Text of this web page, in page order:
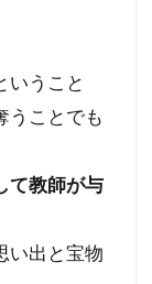
いうこと
うことでも
て教師が与
い出と宝物